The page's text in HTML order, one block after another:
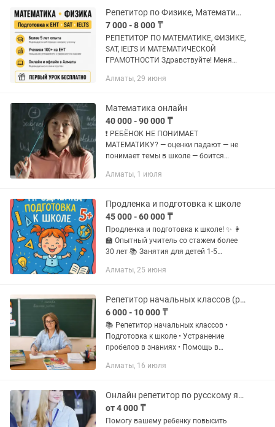
Репетитор по Физике, Математике. Подготовка к IELTS, SAT
7 000 - 8 000 ₸
РЕПЕТИТОР ПО МАТЕМАТИКЕ, ФИЗИКЕ,
SAT, IELTS И МАТЕМАТИЧЕСКОЙ
ГРАМОТНОСТИ Здравствуйте! Меня
индивидуальным обучением
математике,...
Алматы, 29 июня
Математика онлайн
40 000 - 90 000 ₸
❗ РЕБЁНОК НЕ ПОНИМАЕТ
МАТЕМАТИКУ? — оценки падают — не
понимает темы в школе — боится
подготовка к НИШ вызывает стресс
правильным...
Алматы, 1 июля
Продленка и подготовка к школе
45 000 - 60 000 ₸
Продленка и подготовка к школе! ✨ 👩
🏫 Опытный учитель со стажем более
30 лет 📚 Занятия для детей 1-5
👧 Индивидуальные занятия ⏰ Время
Алматы, 25 июня
Репетитор начальных классов (русский язык обучения)
6 000 - 10 000 ₸
📚 Репетитор начальных классов •
Подготовка к школе • Устранение
пробелов в знаниях • Помощь в
Русский язык, математика, чтение • 1–4
Алматы, 16 июля
Онлайн репетитор по русскому языку и литературе
от 4 000 ₸
Помогу вашему ребенку повысить